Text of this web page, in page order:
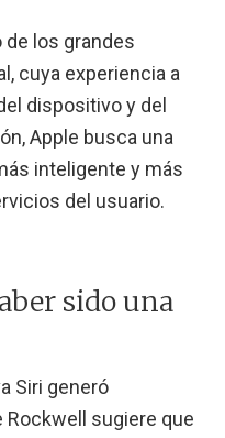
los grandes
cuya experiencia a
dispositivo y del
Apple busca una
inteligente y más
del usuario.
sido una
Siri generó
sugiere que